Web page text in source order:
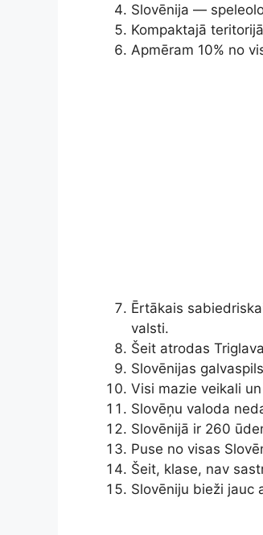
Slovēnija —
Kompaktajā
Apmēram 10% no
Ērtākais
valsti.
Šeit atrodas
Slovēnijas
Visi mazie veikali
Slovēņu valoda
Slovēnijā ir 260
Puse no visas
Šeit, klase, nav
Slovēniju bieži jauc